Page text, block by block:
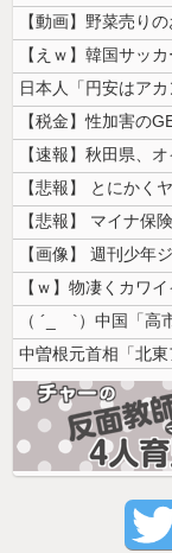
日本人「円安はア
【悲報】 マイナ保
【ｗ】物凄くカワ
中曽根元首相「北